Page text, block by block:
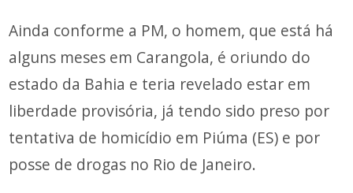
Ainda conforme a PM, o homem, que está há
alguns meses em Carangola, é oriundo do
estado da Bahia e teria revelado estar em
liberdade provisória, já tendo sido preso por
tentativa de homicídio em Piúma (ES) e por
posse de drogas no Rio de Janeiro.